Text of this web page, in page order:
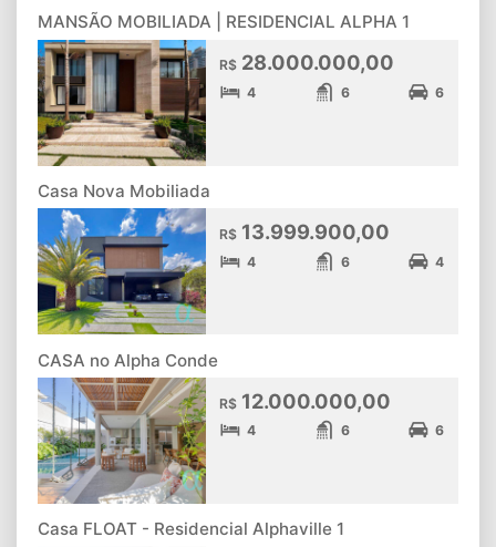
MANSÃO MOBILIADA | RESIDENCIAL ALPHA 1
R$ 28.000.000,00
4 6 6
Casa Nova Mobiliada
R$ 13.999.900,00
4 6 4
CASA no Alpha Conde
R$ 12.000.000,00
4 6 6
Casa FLOAT - Residencial Alphaville 1